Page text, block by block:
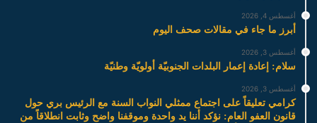
أغسطس 4, 2026
أبرز ما جاء في مقالات صحف اليوم
أغسطس 3, 2026
سلام: إعادة إعمار البلدات الجنوبيّة أولويّة وطنيّة
أغسطس 3, 2026
كرامي تعليقاً على اجتماع ممثلي النواب السنة مع الرئيس بري حول
قانون العفو العام: نؤكد أننا يد واحدة وموقفنا واضح وثابت انطلاقاً من